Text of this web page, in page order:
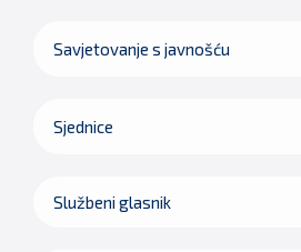
Savjetovanje s javnošću
Sjednice
Službeni glasnik